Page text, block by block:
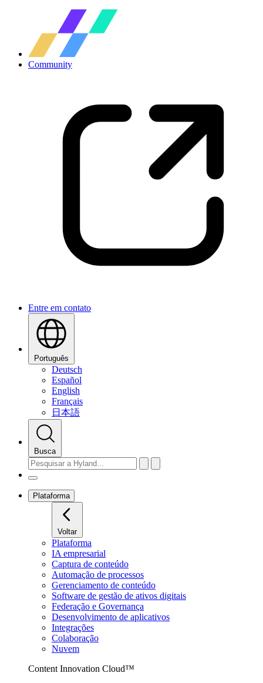
Community
Entre em contato
Português
Deutsch
Español
English
Français
日本語
Busca
Plataforma
Voltar
Plataforma
IA empresarial
Captura de conteúdo
Automação de processos
Gerenciamento de conteúdo
Software de gestão de ativos digitais
Federação e Governança
Desenvolvimento de aplicativos
Integrações
Colaboração
Nuvem
Content Innovation Cloud™